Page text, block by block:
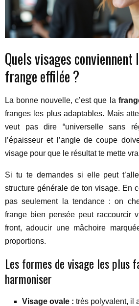
Quels visages conviennent
frange effilée ?
La bonne nouvelle, c’est que la
franges les plus adaptables. Mais
veut pas dire “universelle sans
l’épaisseur et l’angle de coupe
visage pour que le résultat te mette
Si tu te demandes si elle peut
structure générale de ton visage. En
pas seulement la tendance : on
frange bien pensée peut raccourcir
front, adoucir une mâchoire
proportions.
Les formes de visage les plus
harmoniser
Visage ovale : très polyvalent, il